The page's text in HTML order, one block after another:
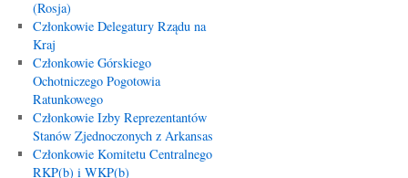
(Rosja)
Członkowie Delegatury Rządu na
Kraj
Członkowie Górskiego
Ochotniczego Pogotowia
Ratunkowego
Członkowie Izby Reprezentantów
Stanów Zjednoczonych z Arkansas
Członkowie Komitetu Centralnego
RKP(b) i WKP(b)